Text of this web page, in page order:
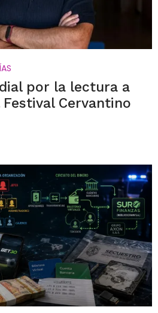
por la lectura a
Cervantino